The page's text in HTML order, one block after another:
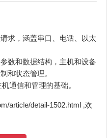
求，涵盖串口、电话、以太
数和数据结构，主机和设备
和状态管理。
通信和管理的基础。
article/detail-1502.html ,欢